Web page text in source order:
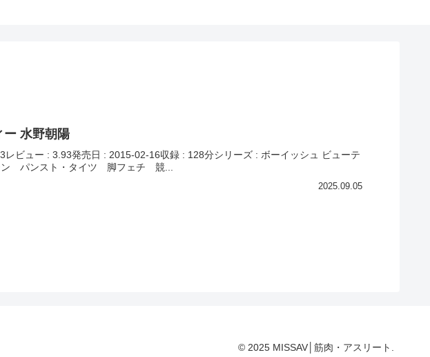
ー 水野朝陽
ビュー : 3.93発売日 : 2015-02-16収録 : 128分シリーズ : ボーイッシュ ビューテ
パンスト・タイツ 脚フェチ 競...
2025.09.05
© 2025 MISSAV│筋肉・アスリート.